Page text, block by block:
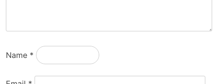
Name *